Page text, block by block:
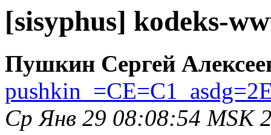
[sisyphus] kodeks-
Пушкин Сергей
Ср Янв 29 08:08:54 MSK